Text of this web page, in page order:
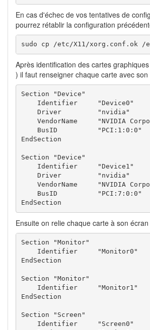
En cas d'échec de vos tentatives de
pourrez rétablir la configuration
sudo cp /etc/X11/xorg.conf.ok /
Après identification des cartes
) il faut renseigner chaque carte avec son
Section "Device"
    Identifier     "Device0"
    Driver         "nvidia"
VendorName     "NVIDIA
    BusID          "PCI:1:0:0"
EndSection
Section "Device"
    Identifier     "Device1"
    Driver         "nvidia"
VendorName     "NVIDIA
    BusID          "PCI:7:0:0"
EndSection
Ensuite on relie chaque carte à son écran
Section "Monitor"
    Identifier     "Monitor0"
EndSection
Section "Monitor"
    Identifier     "Monitor1"
EndSection
Section "Screen"
    Identifier     "Screen0"